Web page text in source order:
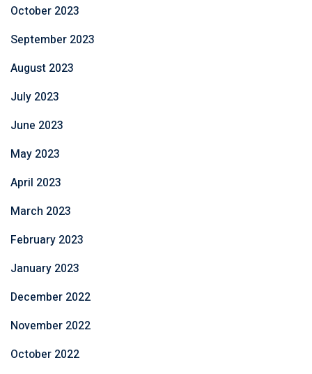
October 2023
September 2023
August 2023
July 2023
June 2023
May 2023
April 2023
March 2023
February 2023
January 2023
December 2022
November 2022
October 2022